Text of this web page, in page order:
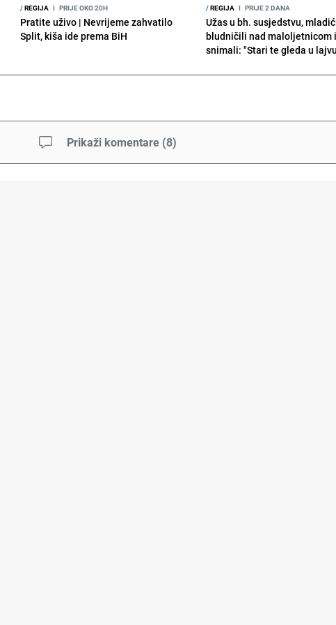
/REGIJA I PRIJE OKO 20H
Pratite uživo | Nevrijeme zahvatilo
Split, kiša ide prema BiH
/REGIJA I PRIJE 2 DANA
Užas u bh. susjedstvu,
bludničili nad maloljetnicom
snimali: "Stari te gleda u
Prikaži komentare (8)